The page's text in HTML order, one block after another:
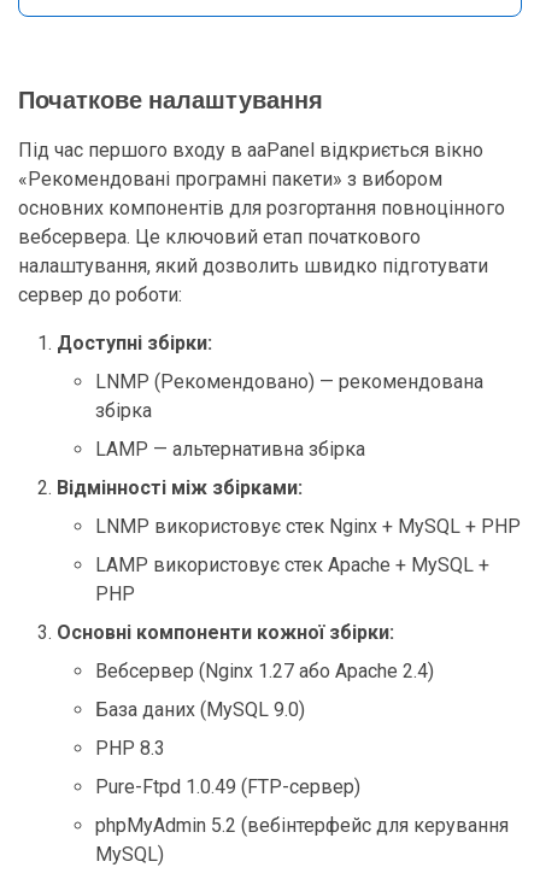
Початкове налаштування
Під час першого входу в aaPanel відкриється вікно
«Рекомендовані програмні пакети» з вибором
основних компонентів для розгортання повноцінного
вебсервера. Це ключовий етап початкового
налаштування, який дозволить швидко підготувати
сервер до роботи:
Доступні збірки:
LNMP (Рекомендовано) — рекомендована
збірка
LAMP — альтернативна збірка
Відмінності між збірками:
LNMP використовує стек Nginx + MySQL + PHP
LAMP використовує стек Apache + MySQL +
PHP
Основні компоненти кожної збірки:
Вебсервер (Nginx 1.27 або Apache 2.4)
База даних (MySQL 9.0)
PHP 8.3
Pure-Ftpd 1.0.49 (FTP-сервер)
phpMyAdmin 5.2 (вебінтерфейс для керування
MySQL)